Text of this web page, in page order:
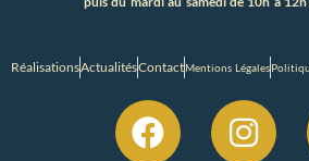
RéalisationsActualitésContactMentions Légales